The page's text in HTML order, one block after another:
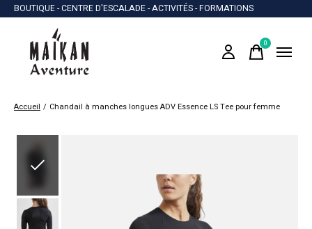
BOUTIQUE - CENTRE D'ESCALADE - ACTIVITÉS - FORMATIONS
0items
Accueil / Chandail à manches longues ADV Essence LS Tee pour femme